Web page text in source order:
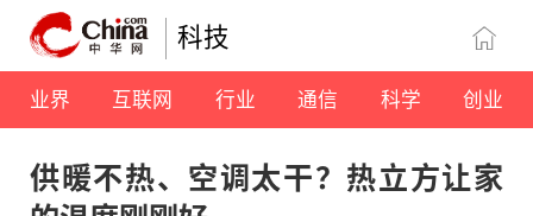
科技
业界 互联网 行业 通信 科学 创业
供暖不热、空调太干？热立方让家